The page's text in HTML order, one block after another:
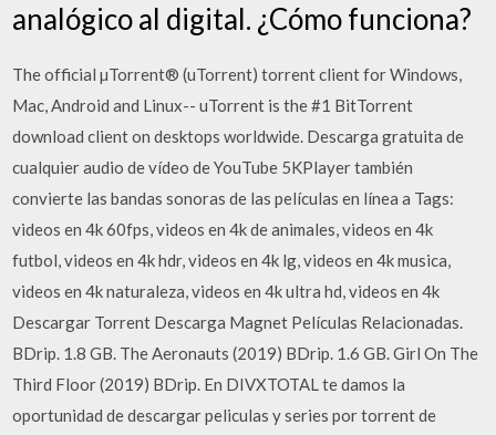
analógico al digital. ¿Cómo funciona?
The official µTorrent® (uTorrent) torrent client for Windows,
Mac, Android and Linux-- uTorrent is the #1 BitTorrent
download client on desktops worldwide. Descarga gratuita de
cualquier audio de vídeo de YouTube 5KPlayer también
convierte las bandas sonoras de las películas en línea a Tags:
videos en 4k 60fps, videos en 4k de animales, videos en 4k
futbol, videos en 4k hdr, videos en 4k lg, videos en 4k musica,
videos en 4k naturaleza, videos en 4k ultra hd, videos en 4k
Descargar Torrent Descarga Magnet Películas Relacionadas.
BDrip. 1.8 GB. The Aeronauts (2019) BDrip. 1.6 GB. Girl On The
Third Floor (2019) BDrip. En DIVXTOTAL te damos la
oportunidad de descargar peliculas y series por torrent de